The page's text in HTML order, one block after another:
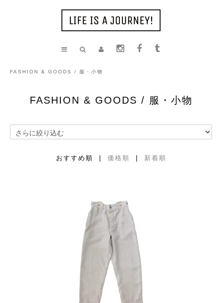
FASHION & GOODS / 服・小物
FASHION & GOODS / 服・小物
おすすめ順 | 価格順 新着順